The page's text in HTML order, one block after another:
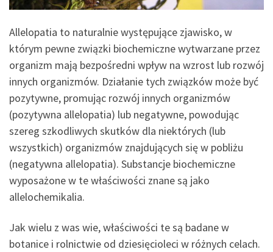
Allelopatia to naturalnie występujące zjawisko, w
którym pewne związki biochemiczne wytwarzane przez
organizm mają bezpośredni wpływ na wzrost lub rozwój
innych organizmów. Działanie tych związków może być
pozytywne, promując rozwój innych organizmów
(pozytywna allelopatia) lub negatywne, powodując
szereg szkodliwych skutków dla niektórych (lub
wszystkich) organizmów znajdujących się w pobliżu
(negatywna allelopatia). Substancje biochemiczne
wyposażone w te właściwości znane są jako
allelochemikalia.
Jak wielu z was wie, właściwości te są badane w
botanice i rolnictwie od dziesięcioleci w różnych celach.